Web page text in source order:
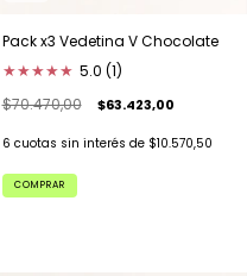
Pack x3 Vedetina V Chocolate
★★★★★ 5.0 (1)
$70.470,00
$63.423,00
6 cuotas sin interés de $10.570,50
COMPRAR